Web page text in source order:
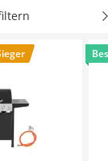
aus unserer
im Garraum
August 2026